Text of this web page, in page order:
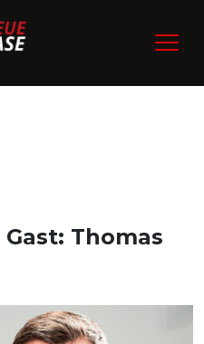
HELMER
UND DAS
Thomas